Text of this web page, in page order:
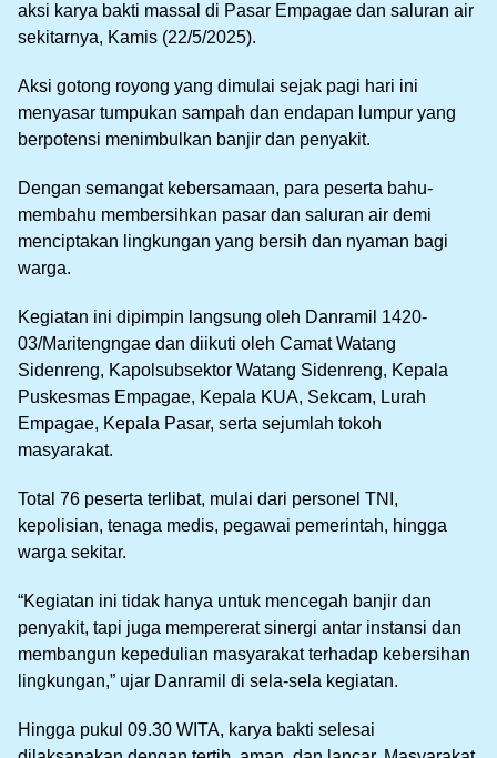
aksi karya bakti massal di Pasar Empagae dan saluran air
sekitarnya, Kamis (22/5/2025).
Aksi gotong royong yang dimulai sejak pagi hari ini
menyasar tumpukan sampah dan endapan lumpur yang
berpotensi menimbulkan banjir dan penyakit.
Dengan semangat kebersamaan, para peserta bahu-
membahu membersihkan pasar dan saluran air demi
menciptakan lingkungan yang bersih dan nyaman bagi
warga.
Kegiatan ini dipimpin langsung oleh Danramil 1420-
03/Maritengngae dan diikuti oleh Camat Watang
Sidenreng, Kapolsubsektor Watang Sidenreng, Kepala
Puskesmas Empagae, Kepala KUA, Sekcam, Lurah
Empagae, Kepala Pasar, serta sejumlah tokoh
masyarakat.
Total 76 peserta terlibat, mulai dari personel TNI,
kepolisian, tenaga medis, pegawai pemerintah, hingga
warga sekitar.
“Kegiatan ini tidak hanya untuk mencegah banjir dan
penyakit, tapi juga mempererat sinergi antar instansi dan
membangun kepedulian masyarakat terhadap kebersihan
lingkungan,” ujar Danramil di sela-sela kegiatan.
Hingga pukul 09.30 WITA, karya bakti selesai